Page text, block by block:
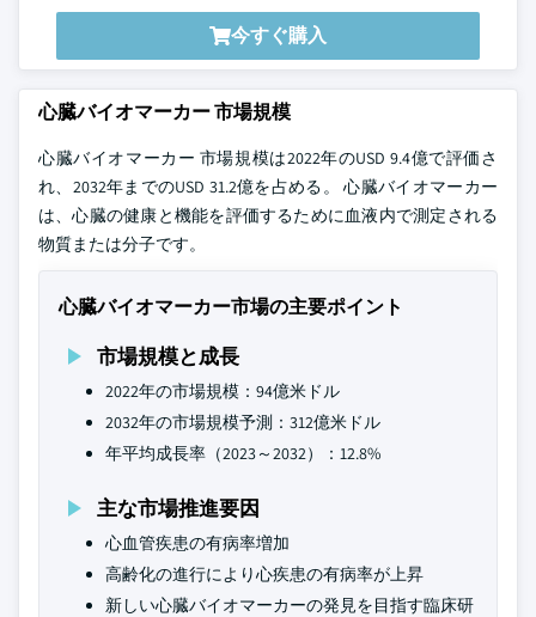
今すぐ購入
心臓バイオマーカー 市場規模
心臓バイオマーカー 市場規模は2022年のUSD 9.4億で評価さ
れ、2032年までのUSD 31.2億を占める。 心臓バイオマーカー
は、心臓の健康と機能を評価するために血液内で測定される
物質または分子です。
心臓バイオマーカー市場の主要ポイント
市場規模と成長
2022年の市場規模：94億米ドル
2032年の市場規模予測：312億米ドル
年平均成長率（2023～2032）：12.8%
主な市場推進要因
心血管疾患の有病率増加
高齢化の進行により心疾患の有病率が上昇
新しい心臓バイオマーカーの発見を目指す臨床研